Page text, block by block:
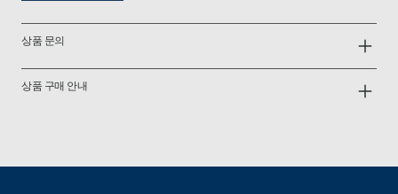
상품 문의
상품 구매 안내